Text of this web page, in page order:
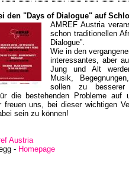
den "Days of Dialogue" auf
AMREF Austria
schon traditionellen
Dialogue”.
Wie in den
interessantes, aber
Jung und Alt
Musik,
sollen zu
die bestehenden Probleme auf
freuen uns, bei dieser wichtigen
sein zu können!
Austria
- Homepage